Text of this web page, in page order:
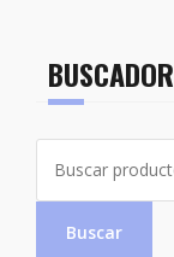
BUSCADOR
por:
Buscar